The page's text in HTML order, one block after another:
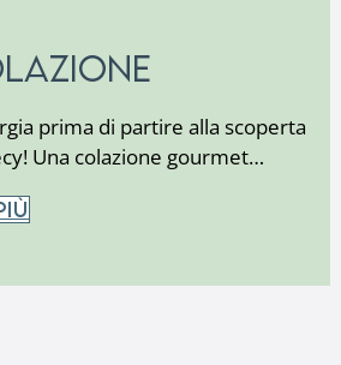
prima di partire alla scoperta
Una colazione gourmet…